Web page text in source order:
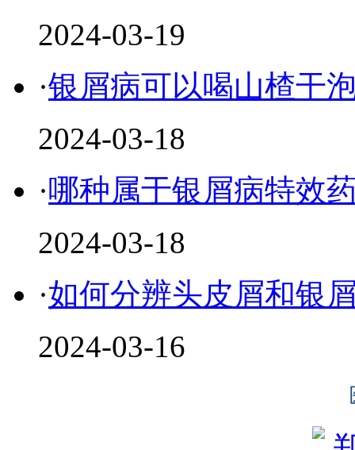
2024-03-19
·银屑病可以喝山楂干
2024-03-18
·哪种属于银屑病特效
2024-03-18
·如何分辨头皮屑和银
2024-03-16